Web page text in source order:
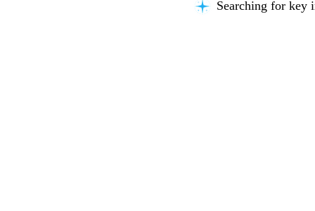
Searching for key